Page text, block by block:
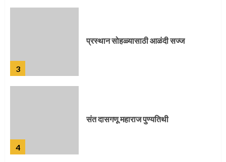
3
प्रस्थान सोहळ्यासाठी आळंदी सज्ज
4
संत दासगणू महाराज पुण्यतिथी